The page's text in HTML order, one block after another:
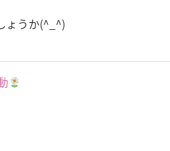
ょうか(^_^)